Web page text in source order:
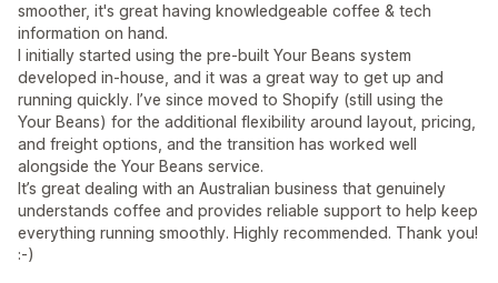
smoother, it's great having knowledgeable coffee & tech
information on hand.
I initially started using the pre-built Your Beans system
developed in-house, and it was a great way to get up and
running quickly. I’ve since moved to Shopify (still using the
Your Beans) for the additional flexibility around layout, pricing,
and freight options, and the transition has worked well
alongside the Your Beans service.
It’s great dealing with an Australian business that genuinely
understands coffee and provides reliable support to help keep
everything running smoothly. Highly recommended. Thank you!
:-)